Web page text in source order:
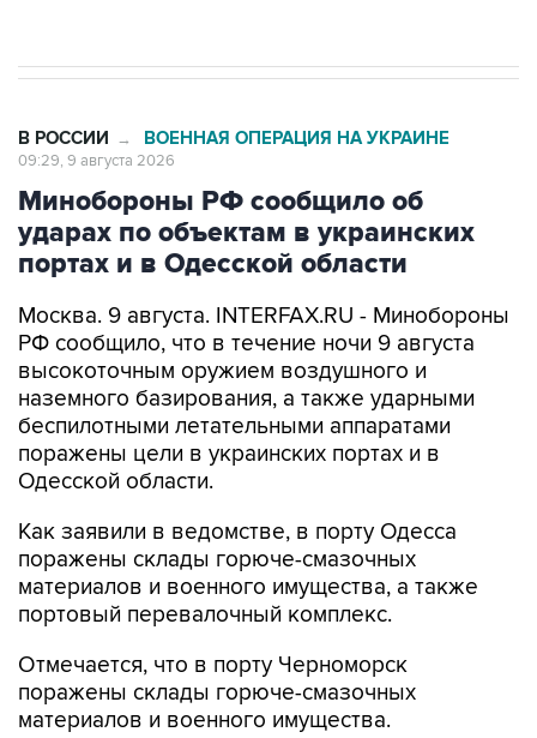
В РОССИИ → ВОЕННАЯ ОПЕРАЦИЯ НА УКРАИНЕ
09:29, 9 августа 2026
Минобороны РФ сообщило об
ударах по объектам в украинских
портах и в Одесской области
Москва. 9 августа. INTERFAX.RU - Минобороны
РФ сообщило, что в течение ночи 9 августа
высокоточным оружием воздушного и
наземного базирования, а также ударными
беспилотными летательными аппаратами
поражены цели в украинских портах и в
Одесской области.
Как заявили в ведомстве, в порту Одесса
поражены склады горюче-смазочных
материалов и военного имущества, а также
портовый перевалочный комплекс.
Отмечается, что в порту Черноморск
поражены склады горюче-смазочных
материалов и военного имущества.